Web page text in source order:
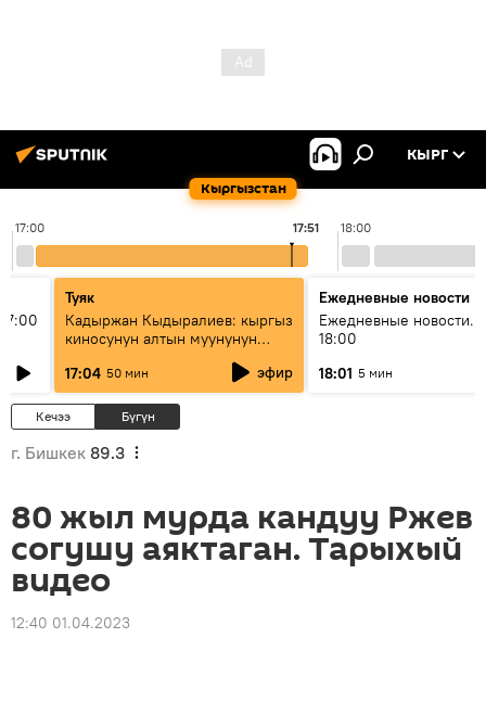
Кыргызстан
КЫРГ
17:00 18:00
17:51
Туяк
Кадыржан Кыдыралиев: кыргыз
киносунун алтын муунунун
17:04 50 мин эфир
Ежедневные новости
Ежедневные новости.
18:00
18:01 5 мин
Кечээ Бүгүн
г. Бишкек 89.3
80 жыл мурда кандуу Ржев
согушу аяктаган. Тарыхый
видео
12:40 01.04.2023